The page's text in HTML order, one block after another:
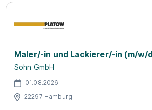
Maler/-in und Lackierer/-in (m/w/
Sohn GmbH
01.08.2026
22297 Hamburg